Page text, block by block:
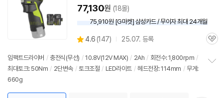
77,130원 (18몰)
75,910원 [G마켓] 삼성카드 / 무이자 최대 24개월
별
점
4.6 (상
리
뷰
147) 25.07. 등록
관
임팩트드라이버 / 충전식(무선) / 10.8V(12VMAX) / 2Ah / 회전수: 1,800rpm /
최대토크: 50Nm / 2단변속 / 토크조절 / LED라이트 / 헤드전장: 114mm / 무게:
660g